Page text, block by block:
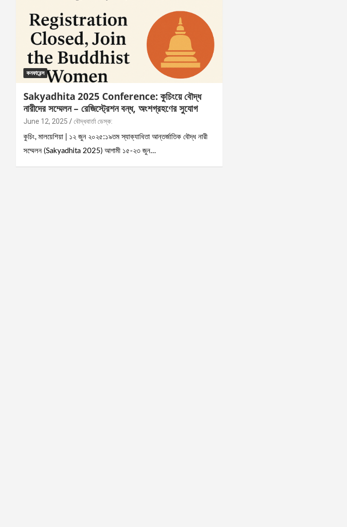
কনফারেন্স
Sakyadhita 2025 Conference: কুচিংয়ে বৌদ্ধ
নারীদের সম্মেলন – রেজিস্ট্রেশন বন্ধ, অংশগ্রহণের সুযোগ
June 12, 2025 বৌদ্ধবার্তা ডেস্ক:
কুচিং, মালয়েশিয়া | ১২ জুন ২০২৫:১৯তম স্যাক্যাধিতা আন্তর্জাতিক বৌদ্ধ নারী
সম্মেলন (Sakyadhita 2025) আগামী ১৫-২৩ জুন…